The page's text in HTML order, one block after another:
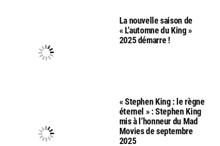
La nouvelle saison de
« L’automne du King »
2025 démarre !
« Stephen King : le règne
éternel » : Stephen King
mis à l’honneur du Mad
Movies de septembre
2025